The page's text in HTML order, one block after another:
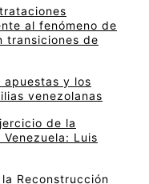
al fenómeno de
transiciones de
apuestas y los
venezolanas
de la
Luis
Reconstrucción